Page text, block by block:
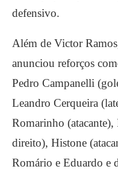
defensivo.
Além de Victor
anunciou reforços
Pedro Campanelli
Leandro Cerqueira
Romarinho
direito), Histone
Romário e Eduardo e